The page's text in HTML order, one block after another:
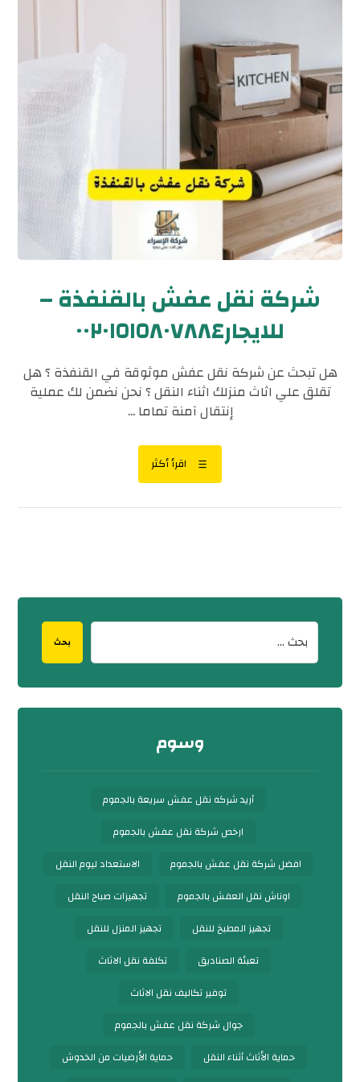
شركة نقل عفش بالقنفذة –
للايجار٠٠٢٠١٥١٥٨٠٧٨٨٤
هل تبحث عن شركة نقل عفش موثوقة في القنفذة ؟ هل
تقلق علي اثاث منزلك اثناء النقل ؟ نحن نضمن لك عملية
إنتقال آمنة تماما ...
اقرأ أكثر
بحث
وسوم
أريد شركه نقل عفش سريعة بالجموم
ارخص شركة نقل عفش بالجموم
افضل شركة نقل عفش بالجموم
الاستعداد ليوم النقل
اوناش نقل العفش بالجموم
تجهيزات صباح النقل
تجهيز المطبخ للنقل
تجهيز المنزل للنقل
تعبئة الصناديق
تكلفة نقل الاثاث
توفير تكاليف نقل الاثاث
جوال شركة نقل عفش بالجموم
حماية الأثاث أثناء النقل
حماية الأرضيات من الخدوش